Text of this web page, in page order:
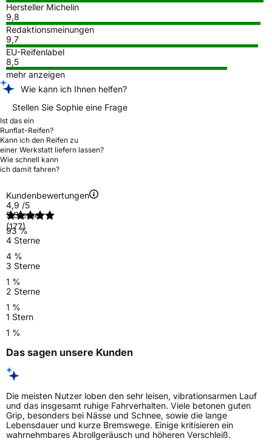
Hersteller Michelin
9,8
Redaktionsmeinungen
9,7
EU-Reifenlabel
8,5
mehr anzeigen
Wie kann ich Ihnen helfen?
Stellen Sie Sophie eine Frage
Ist das ein
Runflat-Reifen?
Kann ich den Reifen zu
einer Werkstatt liefern lassen?
Wie schnell kann
ich damit fahren?
Kundenbewertungen
4,9 /5
(177)
5 Sterne
93 %
4 Sterne
4 %
3 Sterne
1 %
2 Sterne
1 %
1 Stern
1 %
Das sagen unsere Kunden
Die meisten Nutzer loben den sehr leisen, vibrationsarmen Lauf
und das insgesamt ruhige Fahrverhalten. Viele betonen guten
Grip, besonders bei Nässe und Schnee, sowie die lange
Lebensdauer und kurze Bremswege. Einige kritisieren ein
wahrnehmbares Abrollgeräusch und höheren Verschleiß.